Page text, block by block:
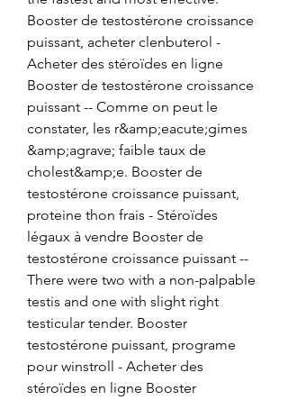
Booster de testostérone croissance
puissant, acheter clenbuterol -
Acheter des stéroïdes en ligne
Booster de testostérone croissance
puissant -- Comme on peut le
constater, les r&amp;eacute;gimes
&amp;agrave; faible taux de
cholest&amp;e. Booster de
testostérone croissance puissant,
proteine thon frais - Stéroïdes
légaux à vendre Booster de
testostérone croissance puissant --
There were two with a non-palpable
testis and one with slight right
testicular tender. Booster
testostérone puissant, programe
pour winstroll - Acheter des
stéroïdes en ligne Booster